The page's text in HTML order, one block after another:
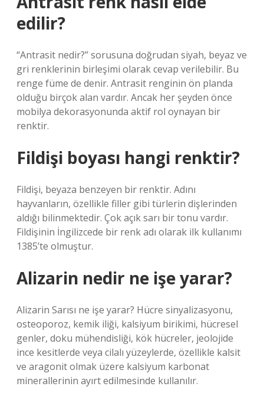
edilir?
“Antrasit nedir?” sorusuna doğrudan siyah, beyaz ve
gri renklerinin birleşimi olarak cevap verilebilir. Bu
renge füme de denir. Antrasit renginin ön planda
olduğu birçok alan vardır. Ancak her şeyden önce
mobilya dekorasyonunda aktif rol oynayan bir
renktir.
Fildişi boyası hangi renktir?
Fildişi, beyaza benzeyen bir renktir. Adını
hayvanların, özellikle filler gibi türlerin dişlerinden
aldığı bilinmektedir. Çok açık sarı bir tonu vardır.
Fildişinin İngilizcede bir renk adı olarak ilk kullanımı
1385’te olmuştur.
Alizarin nedir ne işe yarar?
Alizarin Sarısı ne işe yarar? Hücre sinyalizasyonu,
osteoporoz, kemik iliği, kalsiyum birikimi, hücresel
genler, doku mühendisliği, kök hücreler, jeolojide
ince kesitlerde veya cilalı yüzeylerde, özellikle kalsit
ve aragonit olmak üzere kalsiyum karbonat
minerallerinin ayırt edilmesinde kullanılır.